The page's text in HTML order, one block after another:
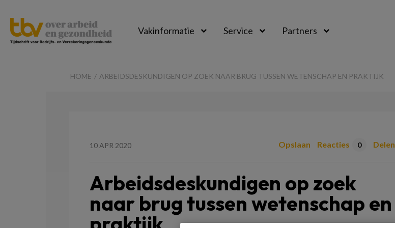
Online
Vakinformatie Service Partners
HOME ARBEIDSDESKUNDIGEN OP ZOEK NAAR BRUG TUSSEN WETENSCHAP EN PRAKTIJK
10 APR 2020 Opslaan Reacties 0 Delen
Arbeidsdeskundigen op zoek
naar brug tussen wetenschap en